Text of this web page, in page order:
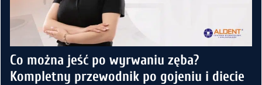
Co można jeść po wyrwaniu zęba?
Kompletny przewodnik po gojeniu i diecie